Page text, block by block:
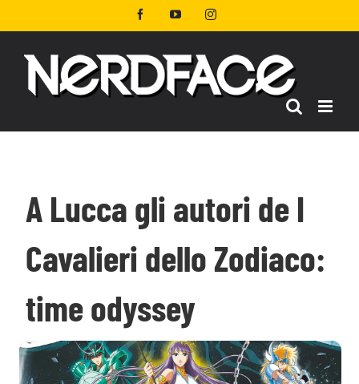
al
FacebookYouTubeInstagram
A Lucca gli autori de I
Cavalieri dello Zodiaco:
time odyssey